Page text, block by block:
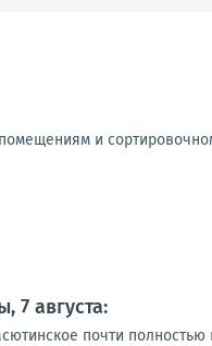
и
7 августа:
почти